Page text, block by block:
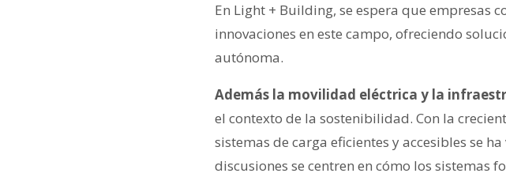
En Light + Building, se espera que empresas
innovaciones en este campo, ofreciendo
autónoma.
Además la movilidad eléctrica y la
el contexto de la sostenibilidad. Con la
sistemas de carga eficientes y accesibles se
discusiones se centren en cómo los sistemas